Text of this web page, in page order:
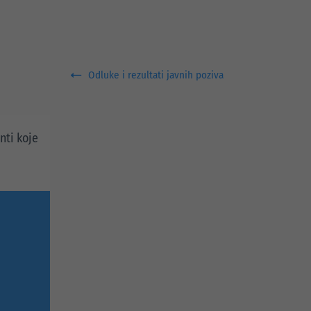
koje
Odluke i rezultati javnih poziva